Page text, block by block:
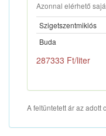
Azonnal elérhető
Szigetszentmiklós
Buda
287333 Ft/liter
A feltüntetett ár az adott